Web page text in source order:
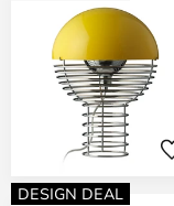
DESIGN DEAL